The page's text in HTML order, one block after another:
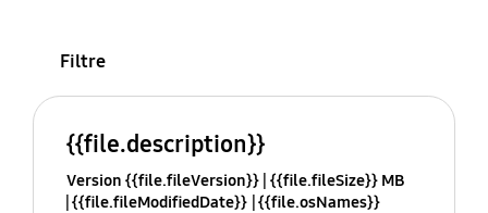
Filtre
{{file.description}}
Version {{file.fileVersion}} {{file.fileSize}} MB
{{file.fileModifiedDate}} {{file.osNames}}